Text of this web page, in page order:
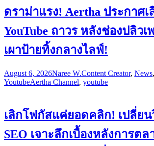
ดราม่าแรง! Aertha ประกาศเ
YouTube ถาวร หลังช่องปลิวเ
เผาป้ายทิ้งกลางไลฟ์!
August 6, 2026Naree W.Content Creator, News,
YoutubeAertha Channel, youtube
เลิกโฟกัสแค่ยอดคลิก! เปลี่ยน
SEO เจาะลึกเบื้องหลังการต